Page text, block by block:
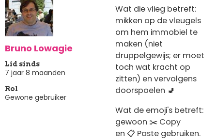
Bruno Lowagie
Lid sinds
7 jaar 8 maanden
Rol
Gewone gebruiker
Wat die vlieg betreft:
mikken op de vleugels
om hem immobiel te
maken (niet
druppelgewijs; er moet
toch wat kracht op
zitten) en vervolgens
doorspoelen 🚽
Wat de emoji's betreft:
gewoon ✂️ Copy
en 📋 Paste gebruiken.